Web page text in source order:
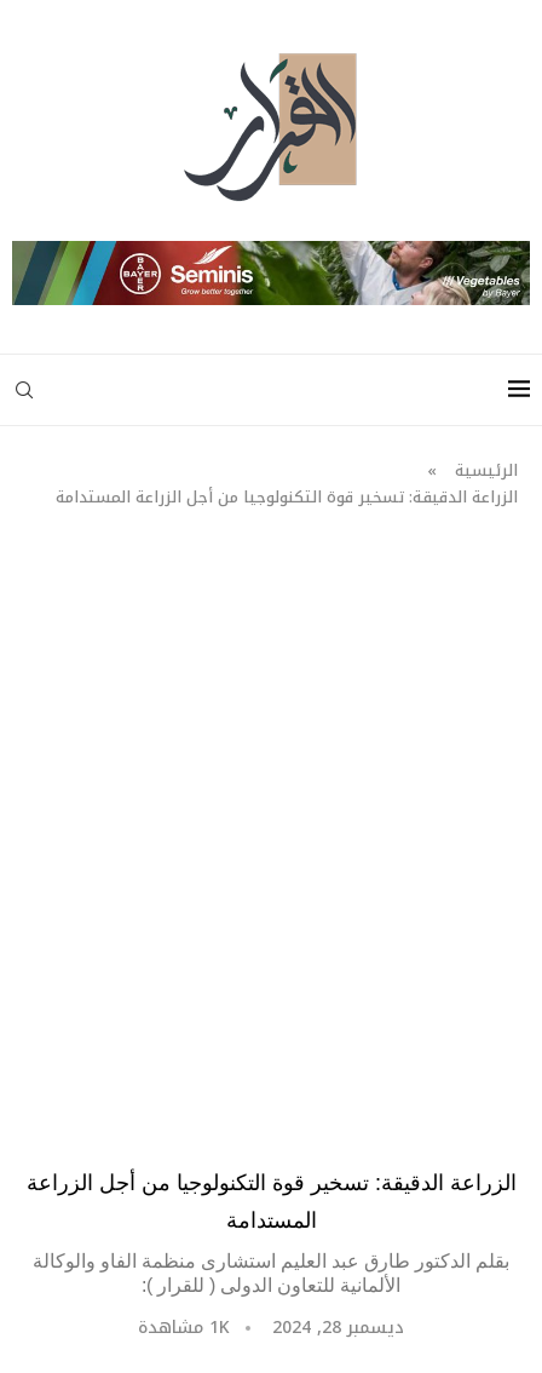
الرئيسية
»
الزراعة الدقيقة: تسخير قوة التكنولوجيا من أجل الزراعة المستدامة
الزراعة الدقيقة: تسخير قوة التكنولوجيا من أجل الزراعة
المستدامة
بقلم الدكتور طارق عبد العليم استشارى منظمة الفاو والوكالة
الألمانية للتعاون الدولى ( للقرار ):
ديسمبر 28, 2024 1K مشاهدة